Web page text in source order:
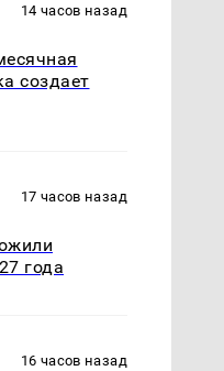
14 часов назад
создает
17 часов назад
года
16 часов назад